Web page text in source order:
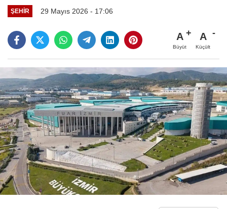
ŞEHIR 29 Mayıs 2026 - 17:06
A
Büyüt
A
Küçült